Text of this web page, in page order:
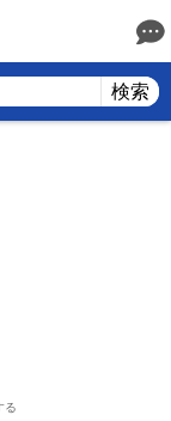
検索
る